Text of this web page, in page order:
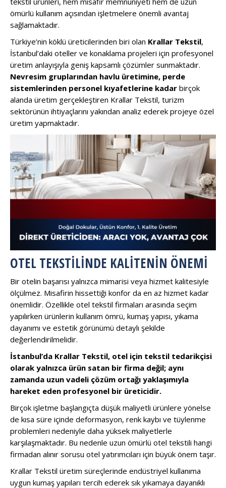
ömürlü kullanım açısından işletmelere önemli avantaj
sağlamaktadır.
Türkiye’nin köklü üreticilerinden biri olan Krallar Tekstil,
İstanbul’daki oteller ve konaklama projeleri için profesyonel
üretim anlayışıyla geniş kapsamlı çözümler sunmaktadır.
Nevresim gruplarından havlu üretimine, perde
sistemlerinden personel kıyafetlerine kadar birçok
alanda üretim gerçekleştiren Krallar Tekstil, turizm
sektörünün ihtiyaçlarını yakından analiz ederek projeye özel
üretim yapmaktadır.
OTEL TEKSTILINDE KALITENIN ÖNEMI
Bir otelin başarısı yalnızca mimarisi veya hizmet kalitesiyle
ölçülmez. Misafirin hissettiği konfor da en az hizmet kadar
önemlidir. Özellikle otel tekstil firmaları arasında seçim
yapılırken ürünlerin kullanım ömrü, kumaş yapısı, yıkama
dayanımı ve estetik görünümü detaylı şekilde
değerlendirilmelidir.
İstanbul’da Krallar Tekstil, otel için tekstil tedarikçisi
olarak yalnızca ürün satan bir firma değil; aynı
zamanda uzun vadeli çözüm ortağı yaklaşımıyla
hareket eden profesyonel bir üreticidir.
Birçok işletme başlangıçta düşük maliyetli ürünlere yönelse
de kısa süre içinde deformasyon, renk kaybı ve tüylenme
problemleri nedeniyle daha yüksek maliyetlerle
karşılaşmaktadır. Bu nedenle uzun ömürlü otel tekstili hangi
firmadan alınır sorusu otel yatırımcıları için büyük önem taşır.
Krallar Tekstil üretim süreçlerinde endüstriyel kullanıma
uygun kumaş yapıları tercih ederek sık yıkamaya dayanıklı